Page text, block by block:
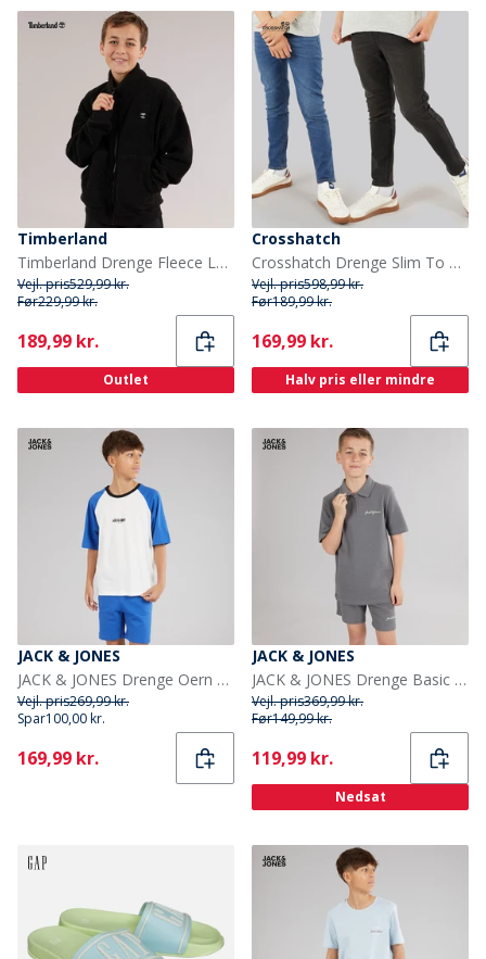
Timberland
Timberland Drenge Fleece Lynlås Gennem Sort
Vejl. pris529,99 kr.
Før229,99 kr.
Current
189,99 kr.
Outlet
Crosshatch
Crosshatch Drenge Slim To Pak Jeans Mellem Vask/Sort Vasket
Vejl. pris598,99 kr.
Før189,99 kr.
Current
169,99 kr.
Halv pris eller mindre
JACK & JONES
JACK & JONES Drenge Oern T shirt og Shorts Sæt Beaucoup Blue
Vejl. pris269,99 kr.
Spar100,00 kr.
Current
169,99 kr.
JACK & JONES
JACK & JONES Drenge Basic Lynlås Polo Skjorte Og Shorts Sæt Castlerock
Vejl. pris369,99 kr.
Før149,99 kr.
Current
119,99 kr.
Nedsat